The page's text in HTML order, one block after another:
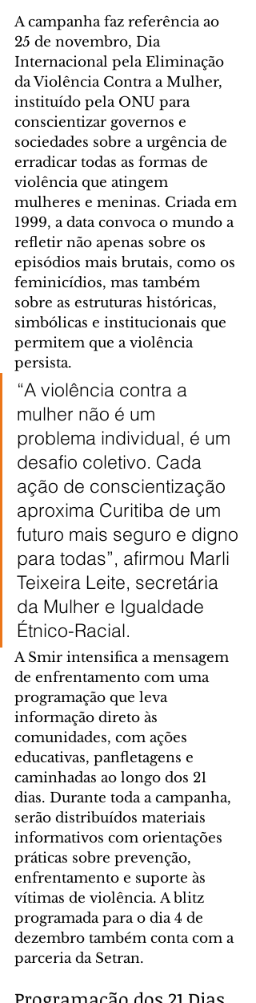
A campanha faz referência ao
25 de novembro, Dia
Internacional pela Eliminação
da Violência Contra a Mulher,
instituído pela ONU para
conscientizar governos e
sociedades sobre a urgência de
erradicar todas as formas de
violência que atingem
mulheres e meninas. Criada em
1999, a data convoca o mundo a
refletir não apenas sobre os
episódios mais brutais, como os
feminicídios, mas também
sobre as estruturas históricas,
simbólicas e institucionais que
permitem que a violência
persista.
“A violência contra a
mulher não é um
problema individual, é um
desafio coletivo. Cada
ação de conscientização
aproxima Curitiba de um
futuro mais seguro e digno
para todas”, afirmou Marli
Teixeira Leite, secretária
da Mulher e Igualdade
Étnico-Racial.
A Smir intensifica a mensagem
de enfrentamento com uma
programação que leva
informação direto às
comunidades, com ações
educativas, panfletagens e
caminhadas ao longo dos 21
dias. Durante toda a campanha,
serão distribuídos materiais
informativos com orientações
práticas sobre prevenção,
enfrentamento e suporte às
vítimas de violência. A blitz
programada para o dia 4 de
dezembro também conta com a
parceria da Setran.